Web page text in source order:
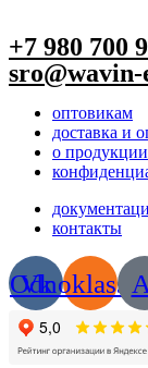
+7 980 700 9
оптовикам
доставка и
о продукции
контакты
Vk